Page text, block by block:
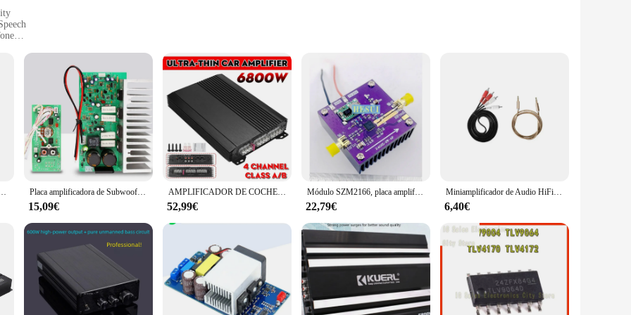
of classic design and modern technology. The amplifier's valve-based circuitry ensures a pure and natural sound, delivering an
to elevate your performances or an audiophile seeking the best sound quality, this amplifier is the perfect choice. Its compact and
go, while the vintage aesthetic adds a touch of elegance to any setup.
compatibility with a wide range of audio equipment makes it a valuable addition to any musician's or audiophile's collection. Whether
hall, the AMPLIFICADOR VALVULAR is designed to meet your needs. Its robust construction ensures durability, making it a
The user-friendly interface and easy-to-follow manual make it accessible for both beginners and seasoned professionals. The
away, while the comprehensive user manual provides guidance on how to get the most out of your amplifier. As a wholesale vendor, we
customers, ensuring that your amplifier purchase is not just a transaction but a long-term investment in sound quality.
de tercera generación, 2,1 canales, 160Wx2 + 220V, compatible con APP Placa amplificadora de Subwoofer de 350W, placa amplificadora de una sola pista de alta calidad, altavoz DIY terminado
15,09€
AMPLIFICADOR DE COCHE de alta potencia de 6800W, 4 canales, 12V, 4 vías, para modificación de audio de coche
52,99€
Módulo SZM2166, placa amplificadora RF SZM-2166Z, 2,4-2,5 GHz, 2W, amplificador de transmisión de imagen WIFI, amplificador Bluetooth
22,79€
Miniamplificador de Audio HiFi con Bluetooth 5,0, amplificador Digital de clase D, Tpa3116, 50W x 2, USB/AUX IN, para el hogar y el coche
6,40€